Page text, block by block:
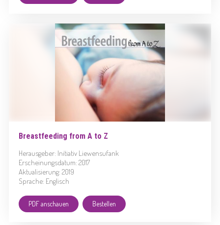
Breastfeeding from A to Z
Herausgeber: Initiativ Liewensufank
Erscheinungsdatum: 2017
Aktualisierung: 2019
Sprache: Englisch
PDF anschauen Bestellen